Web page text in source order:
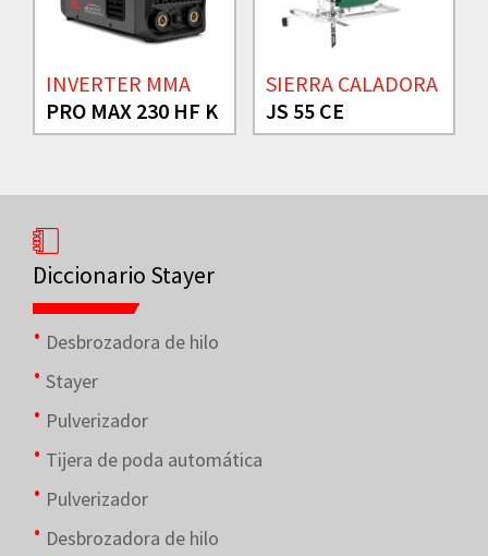
INVERTER MMA
PRO MAX 230 HF K
SIERRA CALADORA
JS 55 CE
Diccionario Stayer
Desbrozadora de hilo
Stayer
Pulverizador
Tijera de poda automática
Pulverizador
Desbrozadora de hilo